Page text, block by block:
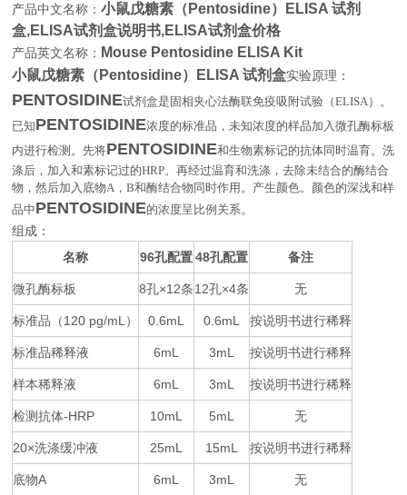
产品中文名称：小鼠戊糖素（Pentosidine）ELISA 试剂
盒,ELISA试剂盒说明书,ELISA试剂盒价格
产品英文名称： Mouse Pentosidine ELISA Kit
小鼠戊糖素（Pentosidine）ELISA 试剂盒实验原理：
PENTOSIDINE试剂盒是固相夹心法酶联免疫吸附试验（ELISA）。
已知PENTOSIDINE浓度的标准品，未知浓度的样品加入微孔酶标板
内进行检测。先将PENTOSIDINE和生物素标记的抗体同时温育。洗
涤后，加入和素标记过的HRP。再经过温育和洗涤，去除未结合的酶结合
物，然后加入底物A ，B和酶结合物同时作用。产生颜色。颜色的深浅和样
品中PENTOSIDINE的浓度呈比例关系。
组成：
名称
96孔配置 48孔配置 备注
微孔酶标板 8孔×12条 12孔×4条 无
标准品（120 pg/mL ） 0.6mL 0.6mL 按说明书进行稀释
标准品稀释液 6mL 3mL 按说明书进行稀释
样本稀释液 6mL 3mL 按说明书进行稀释
检测抗体-HRP 10mL 5mL 无
20×洗涤缓冲液 25mL 15mL 按说明书进行稀释
底物A 6mL 3mL 无